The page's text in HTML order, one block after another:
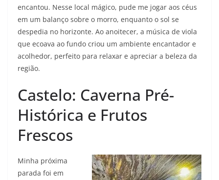
encantou. Nesse local mágico, pude me jogar aos céus
em um balanço sobre o morro, enquanto o sol se
despedia no horizonte. Ao anoitecer, a música de viola
que ecoava ao fundo criou um ambiente encantador e
acolhedor, perfeito para relaxar e apreciar a beleza da
região.
Castelo: Caverna Pré-
Histórica e Frutos
Frescos
Minha próxima
parada foi em